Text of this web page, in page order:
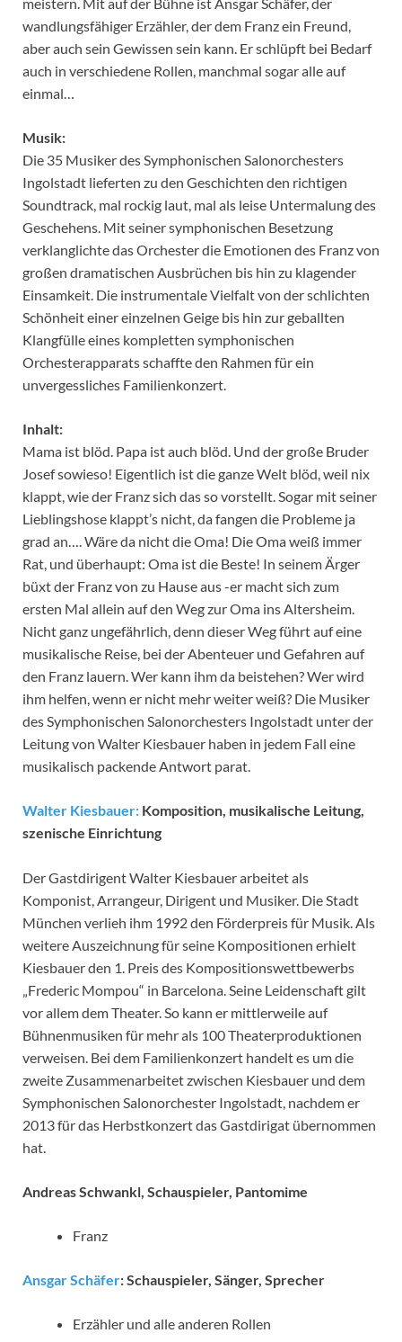
wandlungsfähiger Erzähler, der dem Franz ein Freund,
aber auch sein Gewissen sein kann. Er schlüpft bei Bedarf
auch in verschiedene Rollen, manchmal sogar alle auf
einmal…
Musik:
Die 35 Musiker des Symphonischen Salonorchesters
Ingolstadt lieferten zu den Geschichten den richtigen
Soundtrack, mal rockig laut, mal als leise Untermalung des
Geschehens. Mit seiner symphonischen Besetzung
verklanglichte das Orchester die Emotionen des Franz von
großen dramatischen Ausbrüchen bis hin zu klagender
Einsamkeit. Die instrumentale Vielfalt von der schlichten
Schönheit einer einzelnen Geige bis hin zur geballten
Klangfülle eines kompletten symphonischen
Orchesterapparats schaffte den Rahmen für ein
unvergessliches Familienkonzert.
Inhalt:
Mama ist blöd. Papa ist auch blöd. Und der große Bruder
Josef sowieso! Eigentlich ist die ganze Welt blöd, weil nix
klappt, wie der Franz sich das so vorstellt. Sogar mit seiner
Lieblingshose klappt’s nicht, da fangen die Probleme ja
grad an…. Wäre da nicht die Oma! Die Oma weiß immer
Rat, und überhaupt: Oma ist die Beste! In seinem Ärger
büxt der Franz von zu Hause aus -er macht sich zum
ersten Mal allein auf den Weg zur Oma ins Altersheim.
Nicht ganz ungefährlich, denn dieser Weg führt auf eine
musikalische Reise, bei der Abenteuer und Gefahren auf
den Franz lauern. Wer kann ihm da beistehen? Wer wird
ihm helfen, wenn er nicht mehr weiter weiß? Die Musiker
des Symphonischen Salonorchesters Ingolstadt unter der
Leitung von Walter Kiesbauer haben in jedem Fall eine
musikalisch packende Antwort parat.
Walter Kiesbauer: Komposition, musikalische Leitung,
szenische Einrichtung
Der Gastdirigent Walter Kiesbauer arbeitet als
Komponist, Arrangeur, Dirigent und Musiker. Die Stadt
München verlieh ihm 1992 den Förderpreis für Musik. Als
weitere Auszeichnung für seine Kompositionen erhielt
Kiesbauer den 1. Preis des Kompositionswettbewerbs
„Frederic Mompou“ in Barcelona. Seine Leidenschaft gilt
vor allem dem Theater. So kann er mittlerweile auf
Bühnenmusiken für mehr als 100 Theaterproduktionen
verweisen. Bei dem Familienkonzert handelt es um die
zweite Zusammenarbeitet zwischen Kiesbauer und dem
Symphonischen Salonorchester Ingolstadt, nachdem er
2013 für das Herbstkonzert das Gastdirigat übernommen
hat.
Andreas Schwankl, Schauspieler, Pantomime
Franz
Ansgar Schäfer: Schauspieler, Sänger, Sprecher
Erzähler und alle anderen Rollen